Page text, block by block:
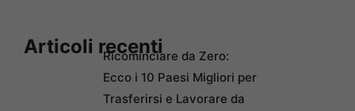
Articoli recentiRicominciare da Zero:
Ecco i 10 Paesi Migliori per
Trasferirsi e Lavorare da